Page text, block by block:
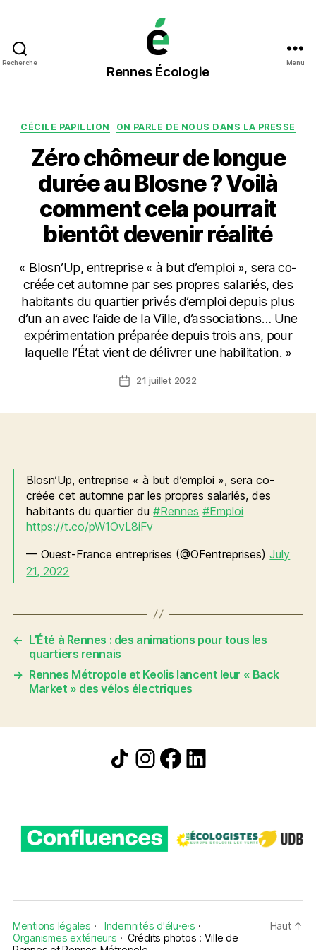
Recherche
Rennes
Écologie
Rennes Écologie
Menu
Catégories
CÉCILE PAPILLION ON PARLE DE NOUS DANS LA PRESSE
Zéro chômeur de longue
durée au Blosne ? Voilà
comment cela pourrait
bientôt devenir réalité
« Blosn’Up, entreprise « à but d’emploi », sera co-
créée cet automne par ses propres salariés, des
habitants du quartier privés d’emploi depuis plus
d’un an avec l’aide de la Ville, d’associations… Une
expérimentation préparée depuis trois ans, pour
laquelle l’État vient de délivrer une habilitation. »
Date21 juillet 2022
Blosn’Up, entreprise « à but d’emploi », sera co-
créée cet automne par les propres salariés, des
habitants du quartier du#Rennes #Emploi
https://t.co/pW1OvL8iFv
— Ouest-France entreprises (@OFentreprises)July
21, 2022
← L’Été à Rennes : des animations pour tous les
quartiers rennais
→ Rennes Métropole et Keolis lancent leur « Back
Market » des vélos électriques
Icône de partage
Instagram
Facebook
LinkedIn
Mentions légales · Indemnités d'élu·e·s ·
Organismes extérieurs · Crédits photos : Ville de
Haut ↑